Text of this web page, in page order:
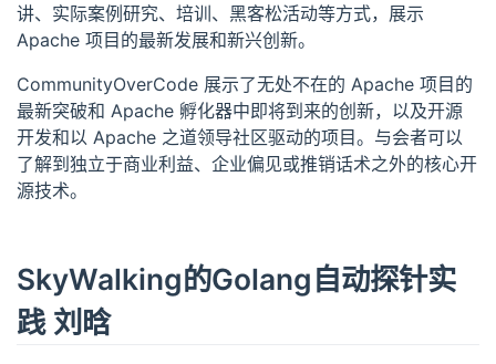
讲、实际案例研究、培训、黑客松活动等方式，展示
Apache 项目的最新发展和新兴创新。
CommunityOverCode 展示了无处不在的 Apache 项目的
最新突破和 Apache 孵化器中即将到来的创新，以及开源
开发和以 Apache 之道领导社区驱动的项目。与会者可以
了解到独立于商业利益、企业偏见或推销话术之外的核心开
源技术。
SkyWalking的Golang自动探针实
践 刘晗